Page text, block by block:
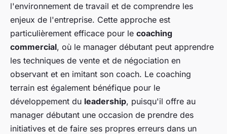
l'environnement de travail et de comprendre les
enjeux de l'entreprise. Cette approche est
particulièrement efficace pour le coaching
commercial, où le manager débutant peut apprendre
les techniques de vente et de négociation en
observant et en imitant son coach. Le coaching
terrain est également bénéfique pour le
développement du leadership, puisqu'il offre au
manager débutant une occasion de prendre des
initiatives et de faire ses propres erreurs dans un